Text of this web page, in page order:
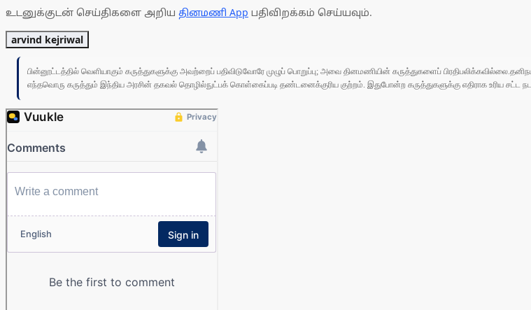
உடனுக்குடன் செய்திகளை அறிய தினமணி App பதிவிறக்கம் செய்யவும்.
arvind kejriwal
பின்னூட்டத்தில் வெளியாகும் கருத்துகளுக்கு அவற்றைப் பதிவிடுவோரே முழுப் பொறுப்பு; அவை தினமணியின் கருத்துகளைப்
எந்தவொரு கருத்தும் இந்திய அரசின் தகவல் தொழில்நுட்பக் கொள்கைப்படி தண்டனைக்குரிய குற்றம். இதுபோன்ற கருத்துகளுக்கு எதிராக உரிய சட்ட